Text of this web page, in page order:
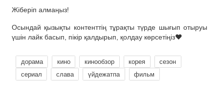
Жіберіп алмаңыз!
Осындай қызықты контенттің тұрақты түрде шығып отыруы
үшін лайк басып, пікір қалдырып, қолдау көрсетіңіз❤
дорама кино кинообзор корея
сезон
сериал
слава үйдежатпа фильм